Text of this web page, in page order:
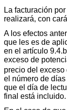
La facturación
realizará, con
A los efectos
que les es de
en el artículo
exceso de
precio del exceso
el número de
que el día de
final está incluido.